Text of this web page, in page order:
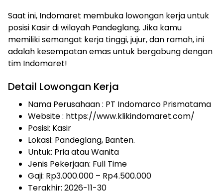
Saat ini, Indomaret membuka lowongan kerja untuk
posisi Kasir di wilayah Pandeglang. Jika kamu
memiliki semangat kerja tinggi, jujur, dan ramah, ini
adalah kesempatan emas untuk bergabung dengan
tim Indomaret!
Detail Lowongan Kerja
Nama Perusahaan : PT Indomarco Prismatama
Website : https://www.klikindomaret.com/
Posisi: Kasir
Lokasi: Pandeglang, Banten.
Untuk: Pria atau Wanita
Jenis Pekerjaan: Full Time
Gaji: Rp3.000.000 – Rp4.500.000
Terakhir: 2026-11-30